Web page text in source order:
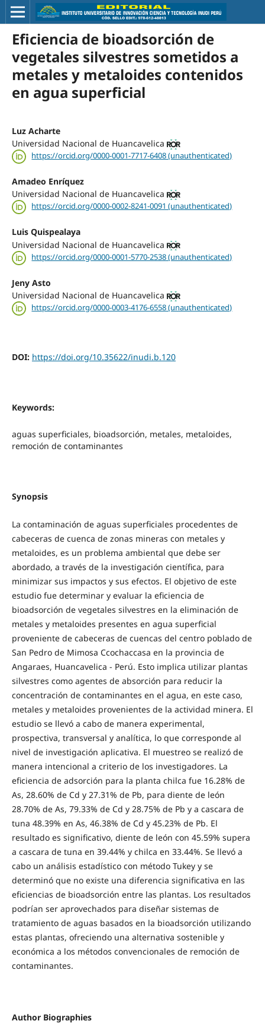
Eficiencia de bioadsorción de
vegetales silvestres sometidos a
metales y metaloides contenidos
en agua superficial
Luz Acharte
Universidad Nacional de Huancavelica
https://orcid.org/0000-0001-7717-6408 (unauthenticated)
Amadeo Enríquez
Universidad Nacional de Huancavelica
https://orcid.org/0000-0002-8241-0091 (unauthenticated)
Luis Quispealaya
Universidad Nacional de Huancavelica
https://orcid.org/0000-0001-5770-2538 (unauthenticated)
Jeny Asto
Universidad Nacional de Huancavelica
https://orcid.org/0000-0003-4176-6558 (unauthenticated)
DOI: https://doi.org/10.35622/inudi.b.120
Keywords:
aguas superficiales, bioadsorción, metales, metaloides,
remoción de contaminantes
Synopsis
La contaminación de aguas superficiales procedentes de
cabeceras de cuenca de zonas mineras con metales y
metaloides, es un problema ambiental que debe ser
abordado, a través de la investigación científica, para
minimizar sus impactos y sus efectos. El objetivo de este
estudio fue determinar y evaluar la eficiencia de
bioadsorción de vegetales silvestres en la eliminación de
metales y metaloides presentes en agua superficial
proveniente de cabeceras de cuencas del centro poblado de
San Pedro de Mimosa Ccochaccasa en la provincia de
Angaraes, Huancavelica - Perú. Esto implica utilizar plantas
silvestres como agentes de absorción para reducir la
concentración de contaminantes en el agua, en este caso,
metales y metaloides provenientes de la actividad minera. El
estudio se llevó a cabo de manera experimental,
prospectiva, transversal y analítica, lo que corresponde al
nivel de investigación aplicativa. El muestreo se realizó de
manera intencional a criterio de los investigadores. La
eficiencia de adsorción para la planta chilca fue 16.28% de
As, 28.60% de Cd y 27.31% de Pb, para diente de león
28.70% de As, 79.33% de Cd y 28.75% de Pb y a cascara de
tuna 48.39% en As, 46.38% de Cd y 45.23% de Pb. El
resultado es significativo, diente de león con 45.59% supera
a cascara de tuna en 39.44% y chilca en 33.44%. Se llevó a
cabo un análisis estadístico con método Tukey y se
determinó que no existe una diferencia significativa en las
eficiencias de bioadsorción entre las plantas. Los resultados
podrían ser aprovechados para diseñar sistemas de
tratamiento de aguas basados en la bioadsorción utilizando
estas plantas, ofreciendo una alternativa sostenible y
económica a los métodos convencionales de remoción de
contaminantes.
Author Biographies